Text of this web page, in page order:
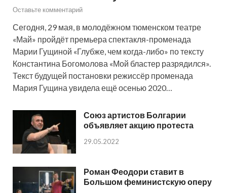
Оставьте комментарий
Сегодня, 29 мая, в молодёжном тюменском театре
«Май» пройдёт премьера спектакля-променада
Марии Гущиной «Глубже, чем когда-либо» по тексту
Константина Богомолова «Мой бластер разрядился».
Текст будущей постановки режиссёр променада
Мария Гущина увидела ещё осенью 2020…
Союз артистов Болгарии
объявляет акцию протеста
29.05.2022
Роман Феодори ставит в
Большом феминистскую оперу